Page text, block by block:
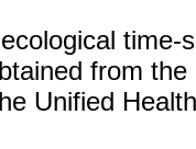
time-
from
Unified